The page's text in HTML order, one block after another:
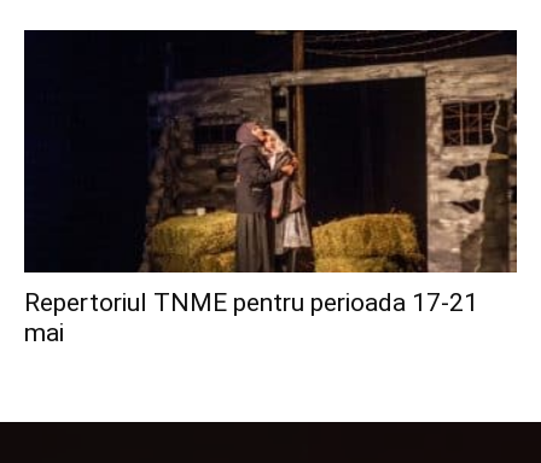
Repertoriul TNME pentru perioada 17-21
mai